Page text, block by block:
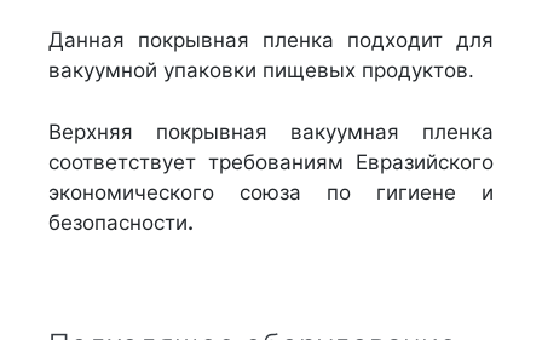
Данная покрывная пленка подходит для
вакуумной упаковки пищевых продуктов.
Верхняя покрывная вакуумная пленка
соответствует требованиям Евразийского
экономического союза по гигиене и
безопасности.